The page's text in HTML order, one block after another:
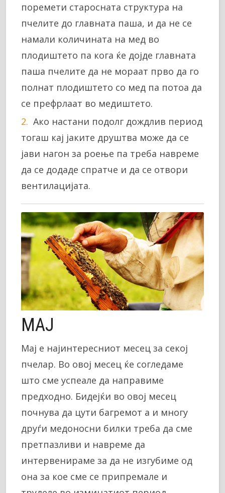
поремети старосната структура на
пчелите до главната паша, и да не се
намали количината на мед во
плодиштето па кога ќе дојде главната
паша пчелите да не мораат прво да го
полнат плодиштето со мед па потоа да
се префрлаат во медиштето.
Ако настани подолг дождлив период
тогаш кај јаките друштва може да се
јави нагон за роење па треба навреме
да се додаде спратче и да се отвори
вентилацијата.
МАЈ
Мај е најинтересниот месец за секој
пчелар. Во овој месец ќе согледаме
што сме успеале да направиме
предходно. Бидејќи во овој месец
почнува да цути багремот а и многу
друѓи медоносни билки треба да сме
претпазливи и навреме да
интервенираме за да не изгубиме од
она за кое сме се припремале и